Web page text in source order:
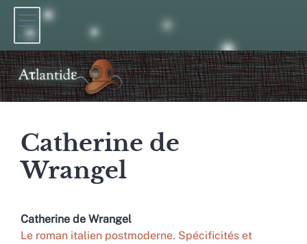
Menu
Catherine de
Wrangel
Catherine de Wrangel
Le roman italien postmoderne. Spécificités et